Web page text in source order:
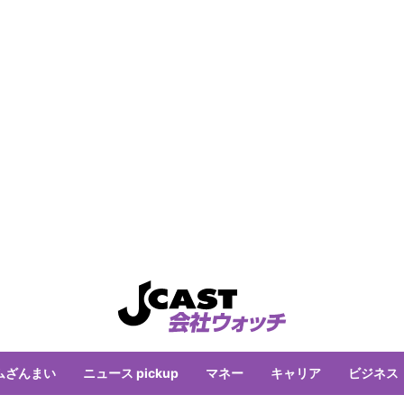
ざんまい ニュース pickup マネー キャリア ビジネス